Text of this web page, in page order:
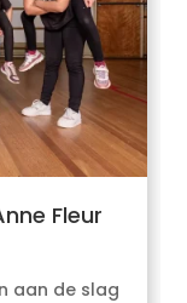
Fleur
aan de slag